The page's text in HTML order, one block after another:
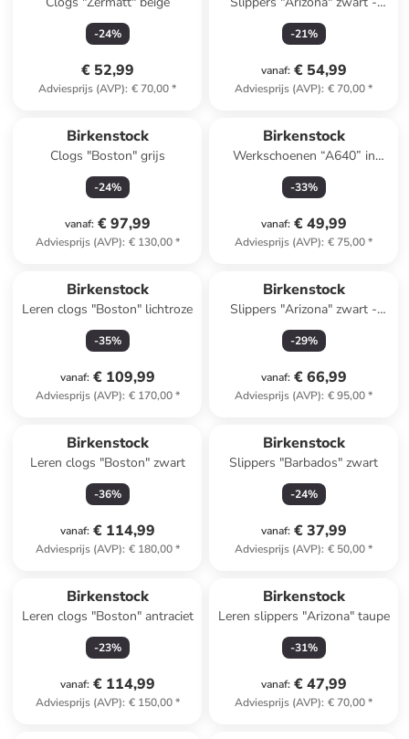
-24%
€ 52,99
Adviesprijs (AVP): € 70,00*
wijdte S
-21%
vanaf: € 54,99
Adviesprijs (AVP): € 70,00*
Birkenstock
Clogs "Boston" grijs
-24%
vanaf: € 97,99
Adviesprijs (AVP): € 130,00*
Birkenstock
Werkschoenen “A640” in
zwart - wijdte N
-33%
vanaf: € 49,99
Adviesprijs (AVP): € 75,00*
Birkenstock
Leren clogs "Boston" lichtroze
-35%
vanaf: € 109,99
Adviesprijs (AVP): € 170,00*
Birkenstock
Slippers "Arizona" zwart -
wijdte S
-29%
vanaf: € 66,99
Adviesprijs (AVP): € 95,00*
Birkenstock
Leren clogs "Boston" zwart
-36%
vanaf: € 114,99
Adviesprijs (AVP): € 180,00*
Birkenstock
Slippers "Barbados" zwart
-24%
vanaf: € 37,99
Adviesprijs (AVP): € 50,00*
Birkenstock
Leren clogs "Boston" antraciet
-23%
vanaf: € 114,99
Adviesprijs (AVP): € 150,00*
Birkenstock
Leren slippers "Arizona" taupe
-31%
vanaf: € 47,99
Adviesprijs (AVP): € 70,00*